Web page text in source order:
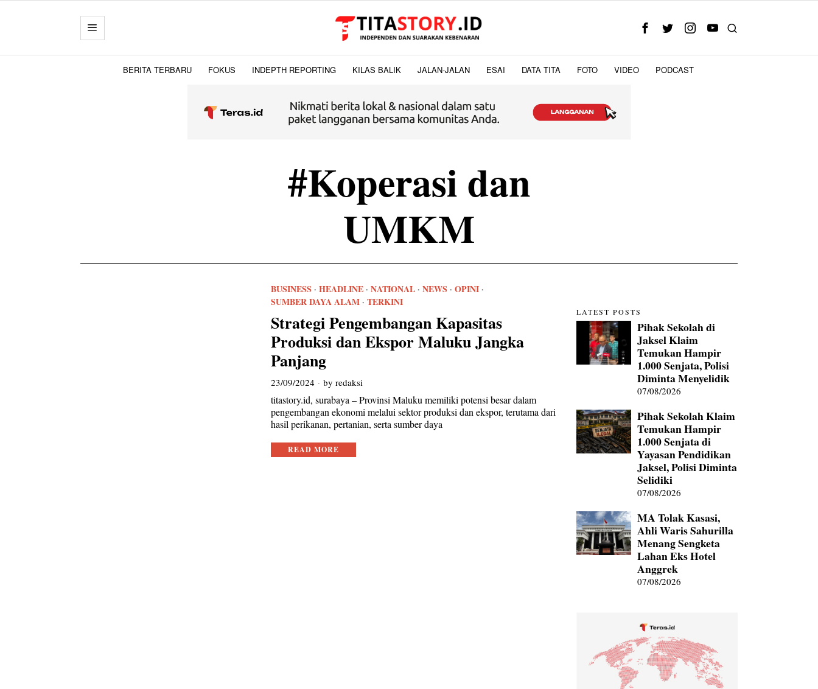
BERITA TERBARU FOKUS INDEPTH REPORTING KILAS BALIK JALAN-JALAN ESAI DATA TITA FOTO VIDEO PODCAST
#Koperasi dan
UMKM
BUSINESS · HEADLINE· NATIONAL· NEWS · OPINI·
SUMBER DAYA ALAM· TERKINI
Strategi Pengembangan Kapasitas
Produksi dan Ekspor Maluku Jangka
Panjang
23/09/2024 byredaksi
titastory.id, surabaya – Provinsi Maluku memiliki potensi besar dalam
pengembangan ekonomi melalui sektor produksi dan ekspor, terutama dari
hasil perikanan, pertanian, serta sumber daya
READ MORE
LATEST POSTS
Pihak Sekolah di
Jaksel Klaim
Temukan Hampir
1.000 Senjata, Polisi
Diminta Menyelidik
07/08/2026
Pihak Sekolah Klaim
Temukan Hampir
1.000 Senjata di
Yayasan Pendidikan
Jaksel, Polisi Diminta
Selidiki
07/08/2026
MA Tolak Kasasi,
Ahli Waris Sahurilla
Menang Sengketa
Lahan Eks Hotel
Anggrek
07/08/2026